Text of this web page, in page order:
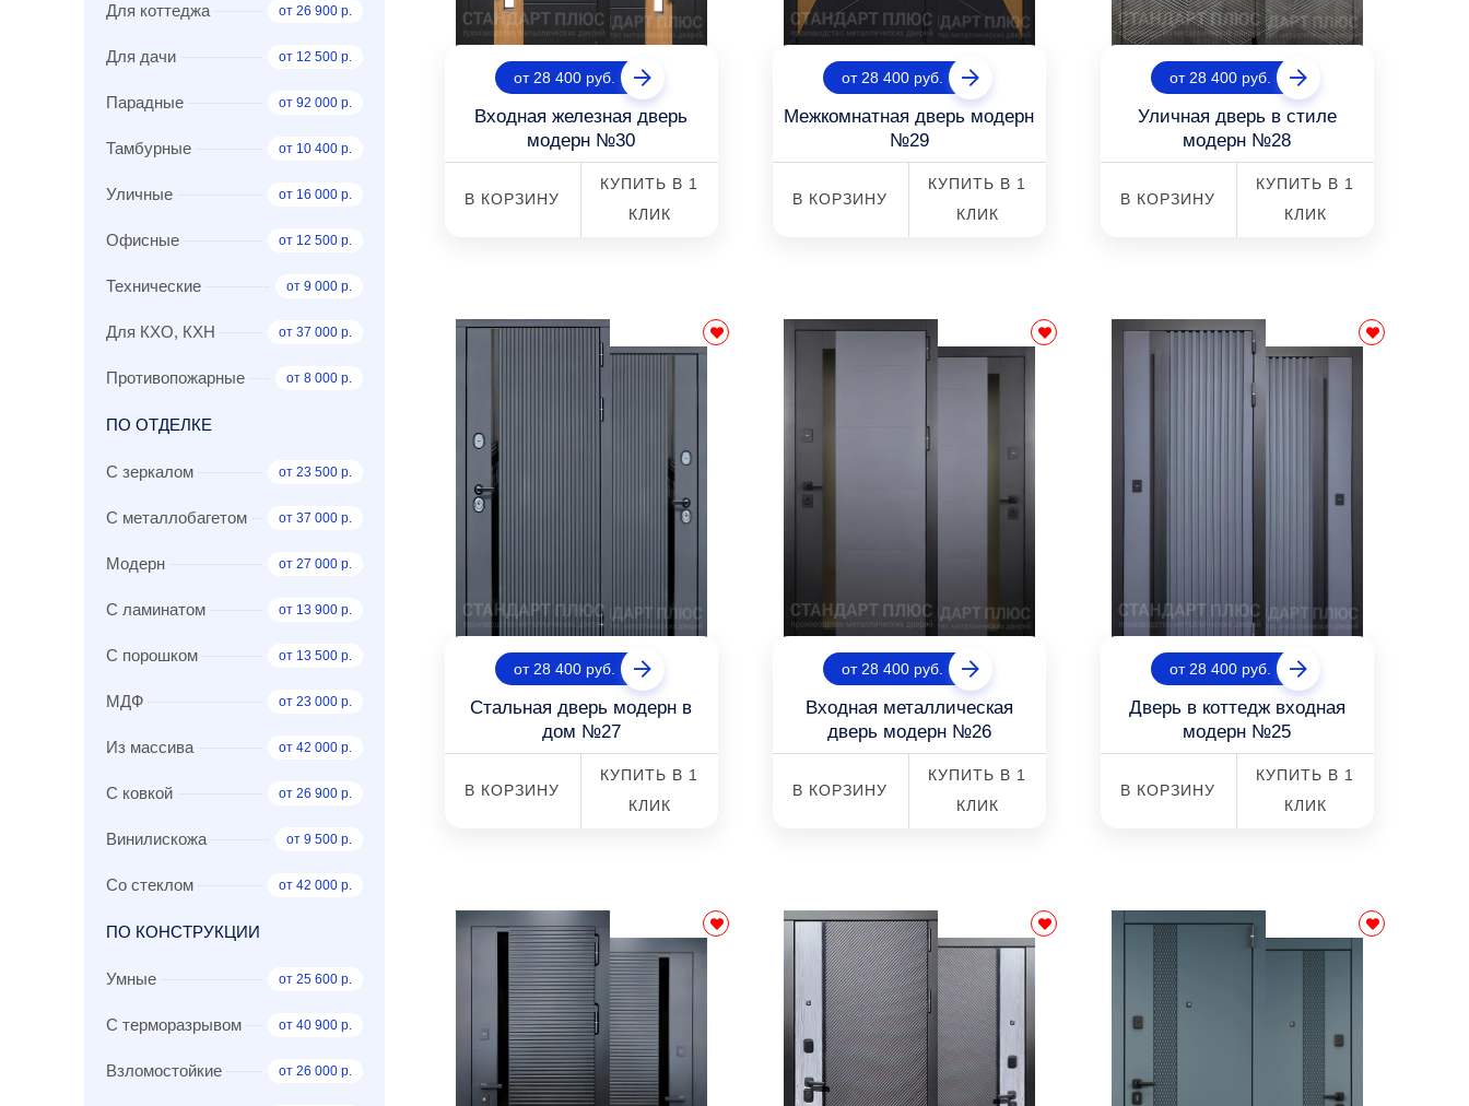
Для коттеджа от 26 900 р.
Для дачи от 12 500 р.
Парадные от 92 000 р.
Тамбурные от 10 400 р.
Уличные от 16 000 р.
Офисные от 12 500 р.
Технические от 9 000 р.
Для КХО, КХН от 37 000 р.
Противопожарные от 8 000 р.
ПО ОТДЕЛКЕ
С зеркалом от 23 500 р.
С металлобагетом от 37 000 р.
Модерн от 27 000 р.
С ламинатом от 13 900 р.
С порошком от 13 500 р.
МДФ от 23 000 р.
Из массива от 42 000 р.
С ковкой от 26 900 р.
Винилискожа от 9 500 р.
Со стеклом от 42 000 р.
ПО КОНСТРУКЦИИ
Умные от 25 600 р.
С терморазрывом от 40 900 р.
Взломостойкие от 26 000 р.
от 28 400 руб.
Входная железная дверь
модерн №30
В КОРЗИНУ
КУПИТЬ В 1
КЛИК
от 28 400 руб.
Межкомнатная дверь модерн
№29
В КОРЗИНУ
КУПИТЬ В 1
КЛИК
от 28 400 руб.
Уличная дверь в стиле
модерн №28
В КОРЗИНУ
КУПИТЬ В 1
КЛИК
от 28 400 руб.
Стальная дверь модерн в
дом №27
В КОРЗИНУ
КУПИТЬ В 1
КЛИК
от 28 400 руб.
Входная металлическая
дверь модерн №26
В КОРЗИНУ
КУПИТЬ В 1
КЛИК
от 28 400 руб.
Дверь в коттедж входная
модерн №25
В КОРЗИНУ
КУПИТЬ В 1
КЛИК